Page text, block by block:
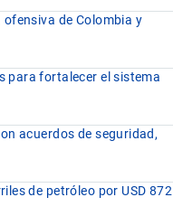
de Colombia y
para fortalecer el sistema
acuerdos de seguridad,
de petróleo por USD 872